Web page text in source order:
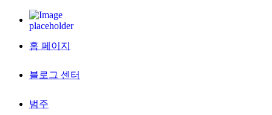
홈 페이지
블로그 센터
범주